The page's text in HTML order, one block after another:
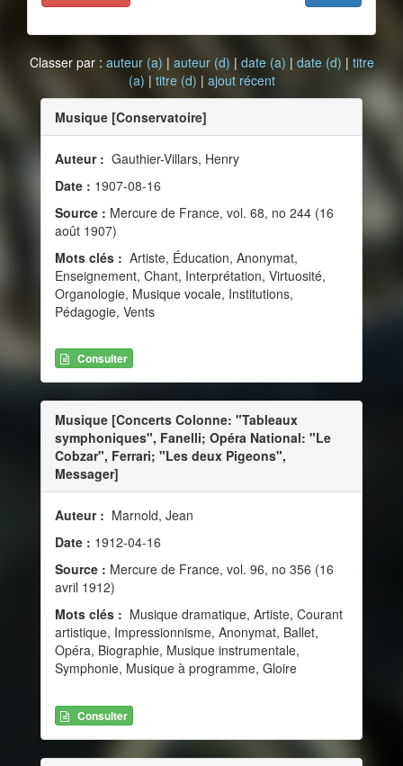
Classer par : auteur (a) | auteur (d) | date (a) | date (d) | titre
(a) | titre (d) | ajout récent
Musique [Conservatoire]
Auteur : Gauthier-Villars, Henry
Date : 1907-08-16
Source : Mercure de France, vol. 68, no 244 (16
août 1907)
Mots clés : Artiste, Éducation, Anonymat,
Enseignement, Chant, Interprétation, Virtuosité,
Organologie, Musique vocale, Institutions,
Pédagogie, Vents
Consulter
Musique [Concerts Colonne: "Tableaux
symphoniques", Fanelli; Opéra National: "Le
Cobzar", Ferrari; "Les deux Pigeons",
Messager]
Auteur : Marnold, Jean
Date : 1912-04-16
Source : Mercure de France, vol. 96, no 356 (16
avril 1912)
Mots clés : Musique dramatique, Artiste, Courant
artistique, Impressionnisme, Anonymat, Ballet,
Opéra, Biographie, Musique instrumentale,
Symphonie, Musique à programme, Gloire
Consulter